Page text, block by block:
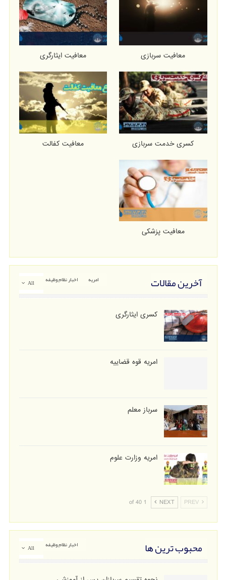
معافیت سربازی معافیت ایثارگری
کسری خدمت سربازی معافیت کفالت
معافیت پزشکی
All آخرین مقالات اخبار نظام وظیفه امریه
کسری ایثارگری
امریه قوه قضاییه
سرباز معلم
امریه وزارت علوم
PREV
NEXT
1 of 40
All محبوب ترین ها اخبار نظام وظیفه